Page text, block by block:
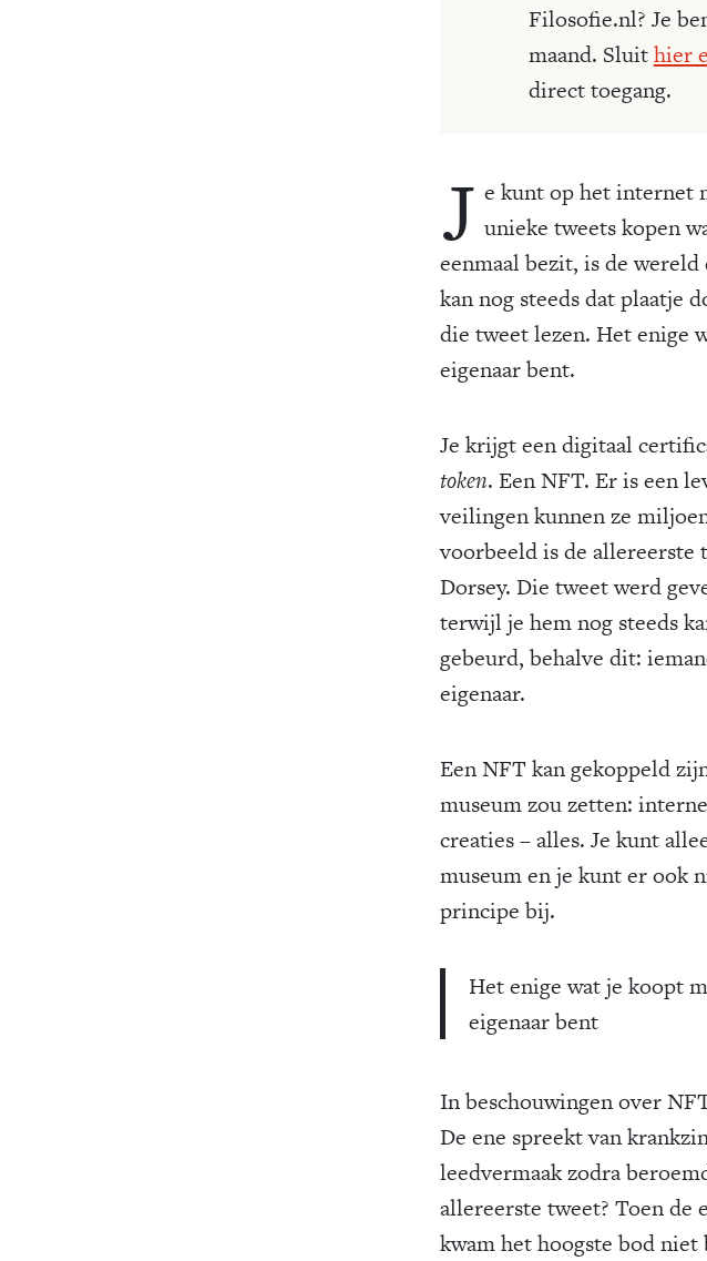
Filosofie.nl? Je
maand. Sluithier
direct toegang.
J e kunt op het internet
unieke tweets kopen
eenmaal bezit, is de
kan nog steeds dat plaatje
die tweet lezen. Het enige
eigenaar bent.
Je krijgt een digitaal
token. Een NFT. Er is een
veilingen kunnen ze
voorbeeld is de
Dorsey. Die tweet werd
terwijl je hem nog steeds
gebeurd, behalve dit:
eigenaar.
Een NFT kan gekoppeld
museum zou zetten:
creaties – alles. Je kunt
museum en je kunt er ook
principe bij.
Het enige wat je koopt
eigenaar bent
In beschouwingen over
De ene spreekt van
leedvermaak zodra
allereerste tweet? Toen de
kwam het hoogste bod